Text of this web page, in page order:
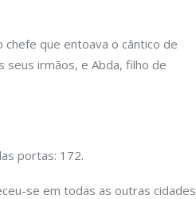
chefe que entoava o cântico de
irmãos, e Abda, filho de
portas: 172.
se em todas as outras cidades